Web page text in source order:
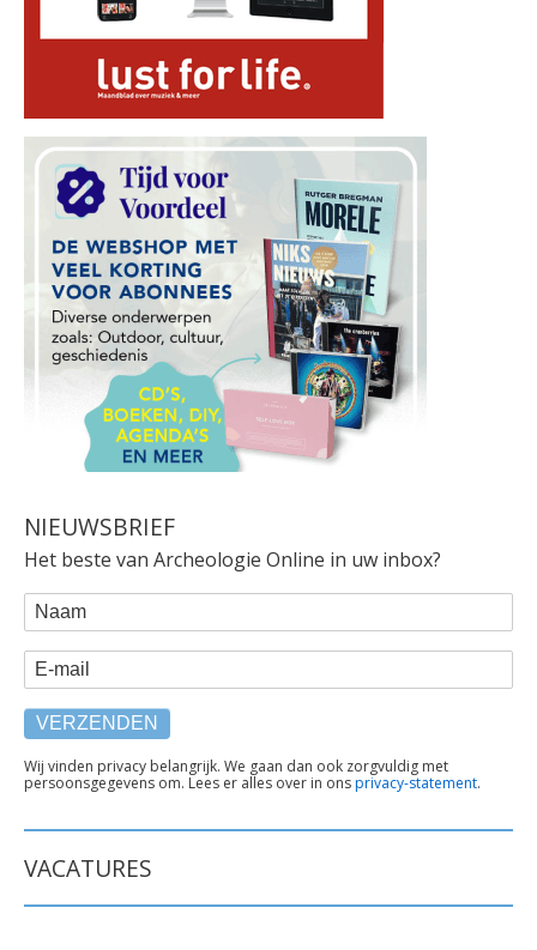
NIEUWSBRIEF
Het beste van Archeologie Online in uw inbox?
WEBFORM
Naam
E-mail
TEKST
ONDER
Wij vinden privacy belangrijk. We gaan dan ook zorgvuldig met
persoonsgegevens om. Lees er alles over in onsprivacy-statement.
VACATURES